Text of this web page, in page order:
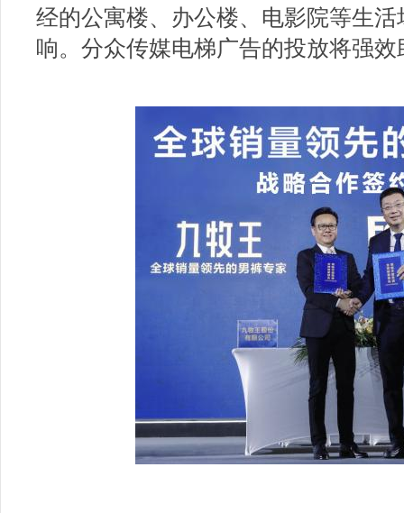
经的公寓楼、办公楼、电影院等生
响。分众传媒电梯广告的投放将强